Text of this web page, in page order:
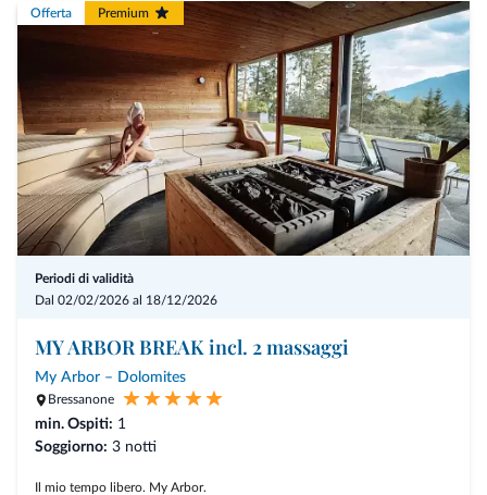
l'uso gratuito di tutti i mezzi di trasporto pubblico durante il vostro
Offerta Premium
Periodi di validità
Dal 02/02/2026 al 18/12/2026
MY ARBOR BREAK incl. 2 massaggi
My Arbor – Dolomites
Bressanone
min. Ospiti: 1
Soggiorno: 3 notti
Il mio tempo libero. My Arbor.